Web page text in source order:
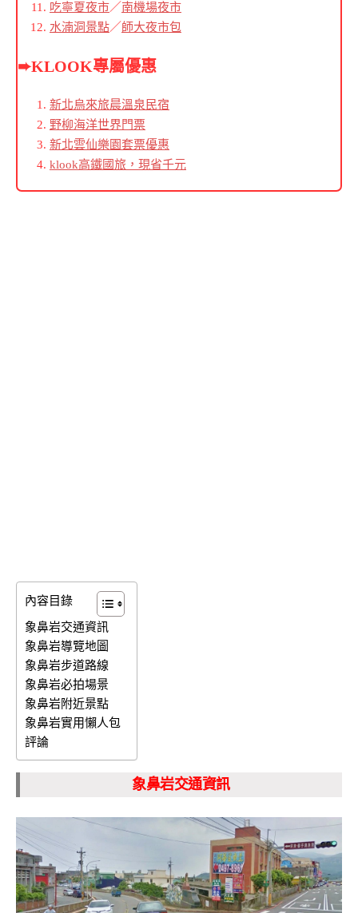
吃寧夏夜市／南機場夜市
水湳洞景點／師大夜市包
➨KLOOK專屬優惠
新北烏來旅晨溫泉民宿
野柳海洋世界門票
新北雲仙樂園套票優惠
klook高鐵國旅，現省千元
內容目錄
象鼻岩交通資訊
象鼻岩導覽地圖
象鼻岩步道路線
象鼻岩必拍場景
象鼻岩附近景點
象鼻岩實用懶人包
評論
象鼻岩交通資訊